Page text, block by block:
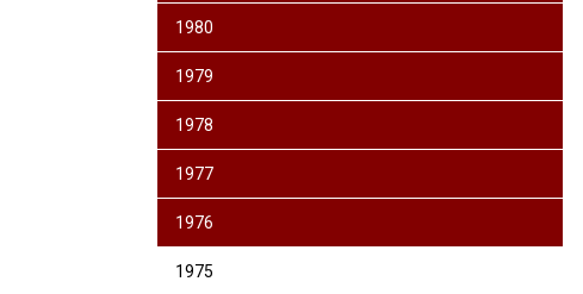
1980
1979
1978
1977
1976
1975